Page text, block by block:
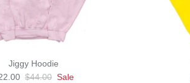
Jiggy Hoodie
$44.00 Sale